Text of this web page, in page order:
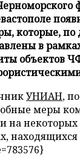
которые,
в
объектов
УНИАН,
меры
на некоторых